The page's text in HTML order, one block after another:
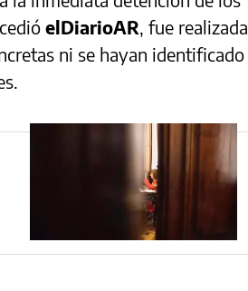
elDiarioAR, fue realizada
ni se hayan identificado